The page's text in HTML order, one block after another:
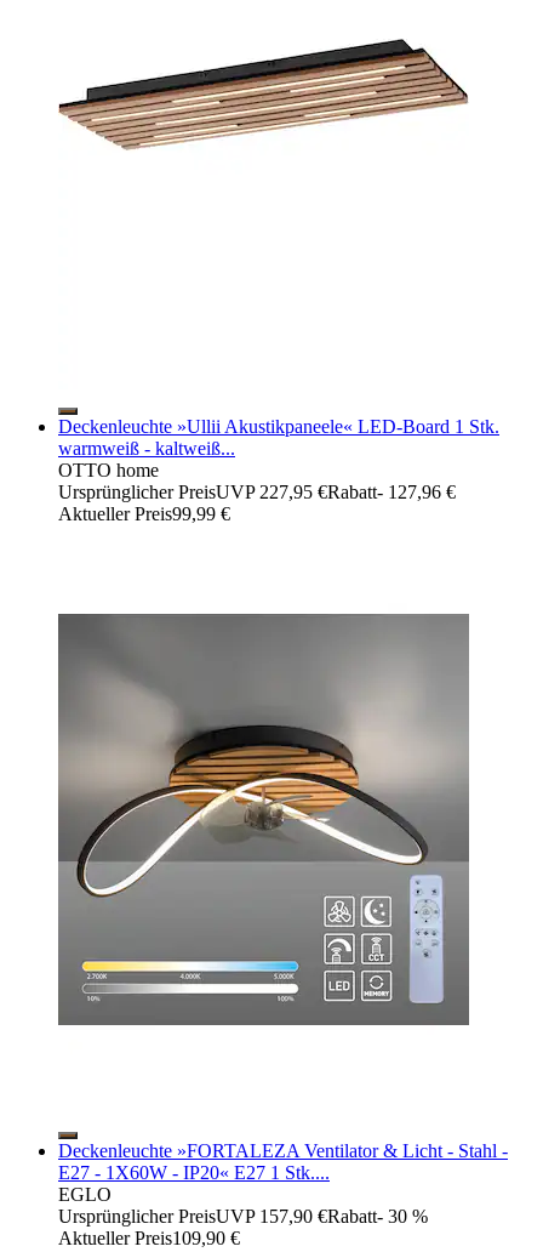
Deckenleuchte »Ullii Akustikpaneele« LED-Board 1 Stk.
warmweiß - kaltweiß...
OTTO home
Ursprünglicher PreisUVP 227,95 €Rabatt- 127,96 €
Aktueller Preis99,99 €
Deckenleuchte »FORTALEZA Ventilator & Licht - Stahl -
E27 - 1X60W - IP20« E27 1 Stk....
EGLO
Ursprünglicher PreisUVP 157,90 €Rabatt- 30 %
Aktueller Preis109,90 €